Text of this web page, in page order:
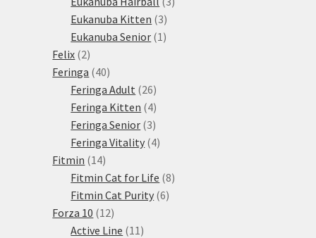
Eukanuba Kitten 33
produkty
Eukanuba Senior 1 1
Felix 22
produkty
Feringa 4040
produktů
Feringa Adult 2626
produktů
Feringa Kitten 44
produkty
Feringa Senior 33
produkty
Feringa Vitality 44
Fitmin 1414
produktů
Fitmin Cat for Life 88
Fitmin Cat Purity 66
Forza 10 1212
produktů
Active Line 11 11